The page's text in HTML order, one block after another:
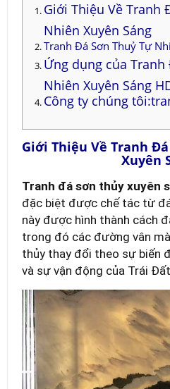
Giới Thiệu Về Tranh
Nhiên Xuyên Sáng
Tranh Đá Sơn Thuỷ Tự
Ứng dụng của Tranh
Nhiên Xuyên Sáng
Công ty chúng
Giới Thiệu Về Tranh
Xuyên
Tranh đá sơn thủy xuyên
đặc biệt được chế tác từ
này được hình thành cách
trong đó các đường vân
thủy thay đổi theo sự biến
và sự vận động của Trái